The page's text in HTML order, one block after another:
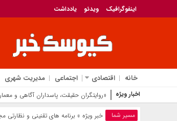
اینفوگرافیک ویدئو یادداشت
خانه اقتصادی اجتماعی مدیریت شهری
اخبار ویژه «روایتگران حقیقت، پاسداران آگاهی و
مسیر شما خبر ویژه » برنامه های تقنینی و نظارتی